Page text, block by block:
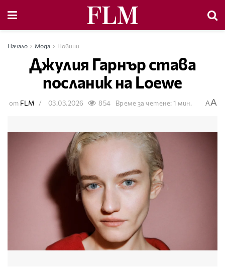
Начало Мода Новини
Джулия Гарнър става
посланик на Loewe
от FLM 03.03.2026 854 Време за четене: 1 мин. AA